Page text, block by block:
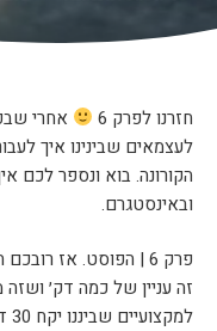
חזרנו לפרק 6
אחרי
לעצמאים שבינינו איך
הקורונה. בוא ונספר לכם
ובאינסטגרם.
פרק 6 | הפוסט. אז
זה עניין של כמה דק׳